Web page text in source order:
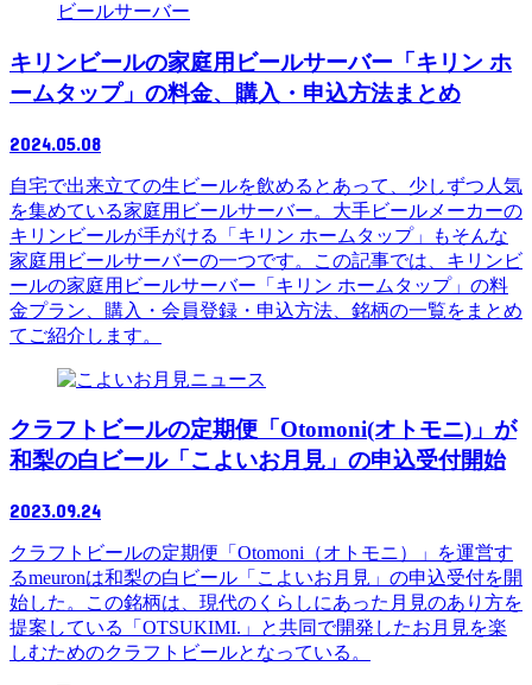
ビールサーバー
キリンビールの家庭用ビールサーバー「キリン ホ
ームタップ」の料金、購入・申込方法まとめ
2024.05.08
自宅で出来立ての生ビールを飲めるとあって、少しずつ人気
を集めている家庭用ビールサーバー。大手ビールメーカーの
キリンビールが手がける「キリン ホームタップ」もそんな
家庭用ビールサーバーの一つです。この記事では、キリンビ
ールの家庭用ビールサーバー「キリン ホームタップ」の料
金プラン、購入・会員登録・申込方法、銘柄の一覧をまとめ
てご紹介します。
ニュース
クラフトビールの定期便「Otomoni(オトモニ)」が
和梨の白ビール「こよいお月見」の申込受付開始
2023.09.24
クラフトビールの定期便「Otomoni（オトモニ）」を運営す
るmeuronは和梨の白ビール「こよいお月見」の申込受付を開
始した。この銘柄は、現代のくらしにあった月見のあり方を
提案している「OTSUKIMI.」と共同で開発したお月見を楽
しむためのクラフトビールとなっている。